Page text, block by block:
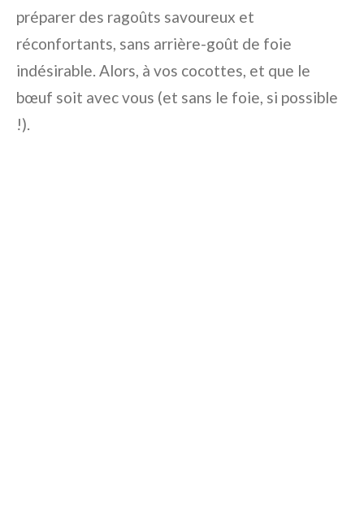
préparer des ragoûts savoureux et
réconfortants, sans arrière-goût de foie
indésirable. Alors, à vos cocottes, et que le
bœuf soit avec vous (et sans le foie, si possible
!).